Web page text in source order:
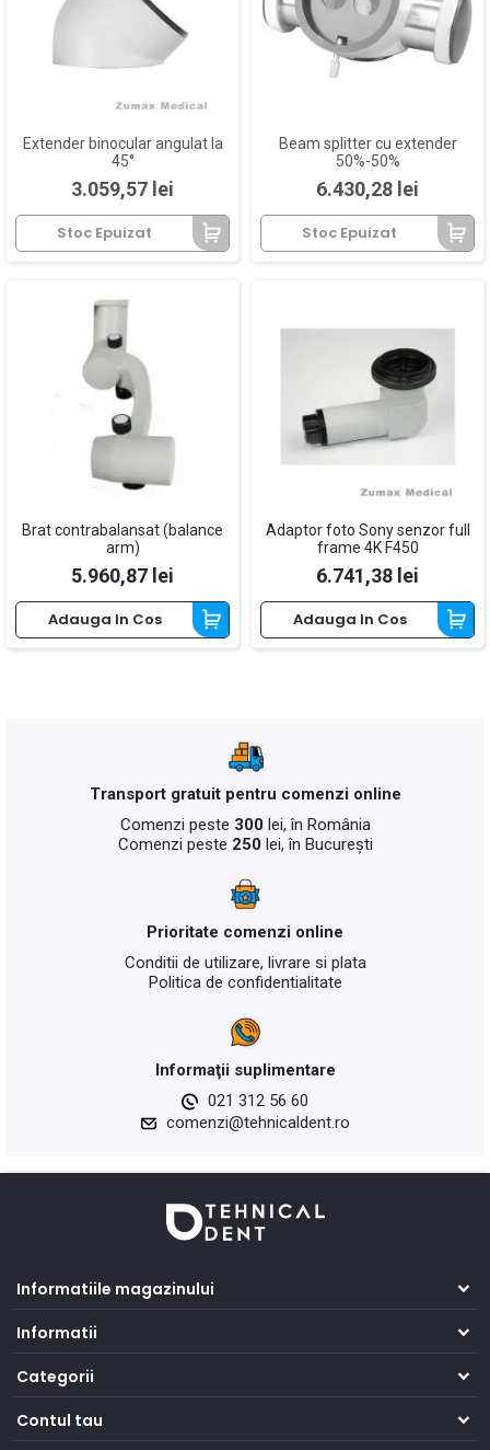
Extender binocular angulat la
45°
Pret
3.059,57 lei
Stoc Epuizat
Beam splitter cu extender
50%-50%
Pret
6.430,28 lei
Stoc Epuizat
Brat contrabalansat (balance
arm)
Pret
5.960,87 lei
Adauga In Cos
Adaptor foto Sony senzor full
frame 4K F450
Pret
6.741,38 lei
Adauga In Cos
Transport gratuit pentru comenzi online
Comenzi peste 300lei, în România
Comenzi peste 250lei, în București
Prioritate comenzi online
Conditii de utilizare, livrare si plata
Politica de confidentialitate
Informaţii suplimentare
021 312 56 60
comenzi@tehnicaldent.ro
Informatiile magazinului
Informatii
Categorii
Contul tau